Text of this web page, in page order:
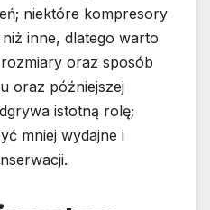
niektóre kompresory
inne, dlatego warto
oraz sposób
oraz późniejszej
istotną rolę;
mniej wydajne i